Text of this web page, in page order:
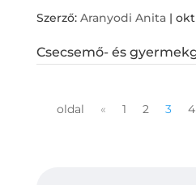
Szerző: Aranyodi Anita| okt
Csecsemő- és
oldal
« 1 2 3 4